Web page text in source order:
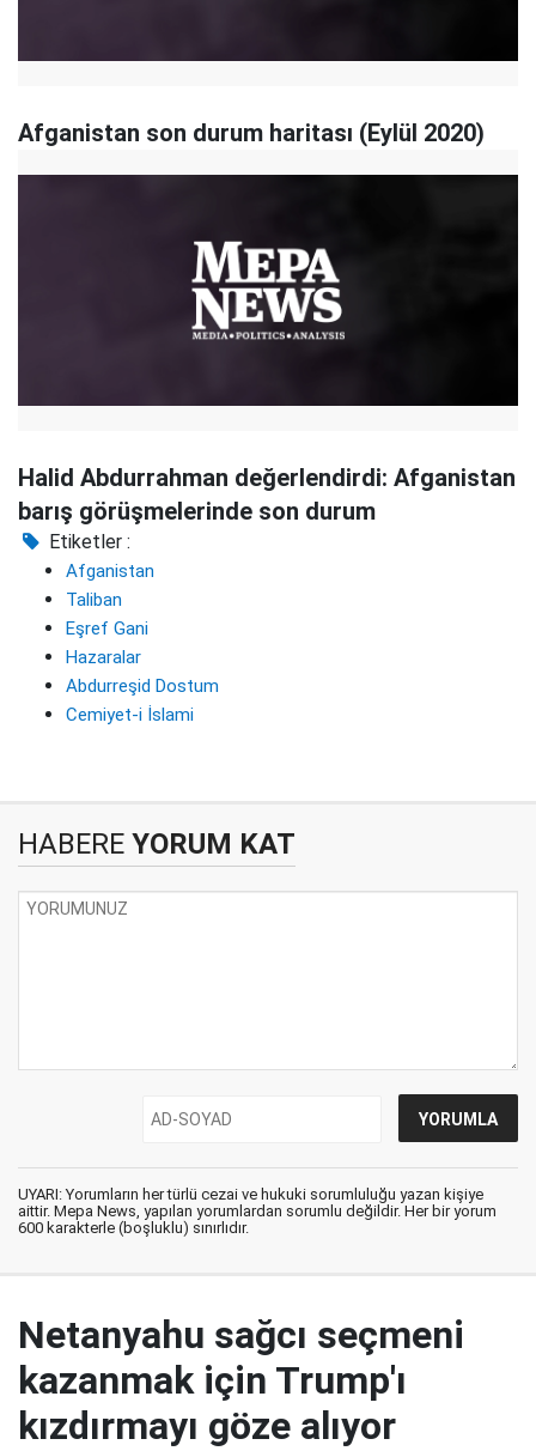
Afganistan son durum haritası (Eylül 2020)
Halid Abdurrahman değerlendirdi: Afganistan
barış görüşmelerinde son durum
Etiketler :
Afganistan
Taliban
Eşref Gani
Hazaralar
Abdurreşid Dostum
Cemiyet-i İslami
HABERE YORUM KAT
UYARI: Yorumların her türlü cezai ve hukuki sorumluluğu yazan kişiye
aittir. Mepa News, yapılan yorumlardan sorumlu değildir. Her bir yorum
600 karakterle (boşluklu) sınırlıdır.
Netanyahu sağcı seçmeni
kazanmak için Trump'ı
kızdırmayı göze alıyor